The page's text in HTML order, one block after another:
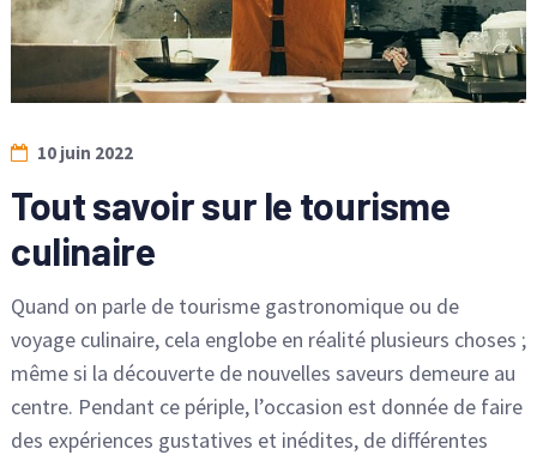
10 juin 2022
Tout savoir sur le tourisme
culinaire
Quand on parle de tourisme gastronomique ou de
voyage culinaire, cela englobe en réalité plusieurs choses ;
même si la découverte de nouvelles saveurs demeure au
centre. Pendant ce périple, l’occasion est donnée de faire
des expériences gustatives et inédites, de différentes